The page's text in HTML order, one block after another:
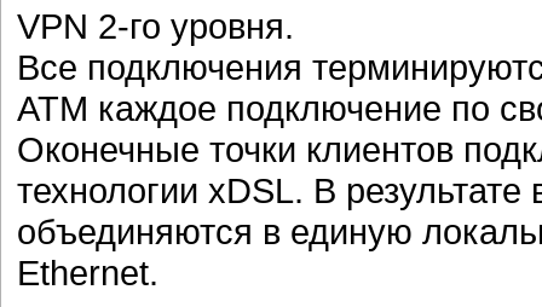
VPN 2-го уровня.
Все подключения
ATM каждое подключение по
Оконечные точки клиентов
технологии xDSL. В
объединяются в единую
Ethernet.